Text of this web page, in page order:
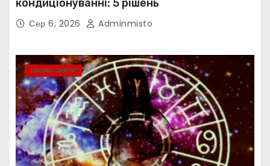
кондиціонуванні: 5 рішень
Сер 6, 2026 Adminmisto
ЦІКАВО ЗНАТИ